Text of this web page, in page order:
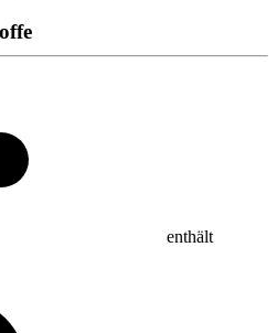
enthält